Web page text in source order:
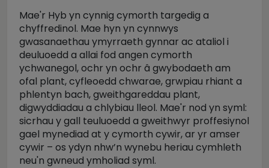
Mae'r Hyb yn cynnig cymorth targedig a
chyffredinol. Mae hyn yn cynnwys
gwasanaethau ymyrraeth gynnar ac ataliol i
deuluoedd a allai fod angen cymorth
ychwanegol, ochr yn ochr â gwybodaeth am
ofal plant, cyfleoedd chwarae, grwpiau rhiant a
phlentyn bach, gweithgareddau plant,
digwyddiadau a chlybiau lleol. Mae'r nod yn syml:
sicrhau y gall teuluoedd a gweithwyr proffesiynol
gael mynediad at y cymorth cywir, ar yr amser
cywir – os ydyn nhw’n wynebu heriau cymhleth
neu'n gwneud ymholiad syml.